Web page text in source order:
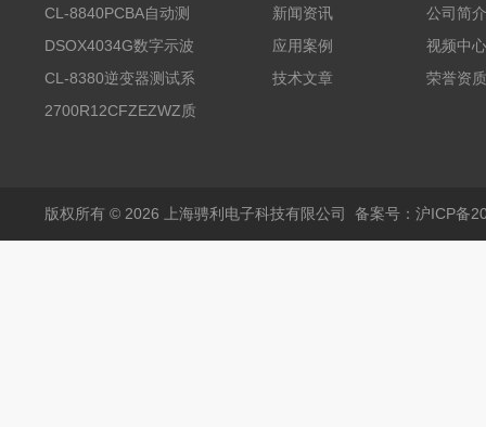
CL-8840PCBA自动测
试台系统
DSOX4034G数字示波
器
CL-8380逆变器测试系
统台
2700R12CFZEZWZ质
新闻资讯
应用案例
技术文章
公司简介
视频中心
荣誉资质
版权所有 © 2026 上海骋利电子科技有限公司 备案号：沪ICP备